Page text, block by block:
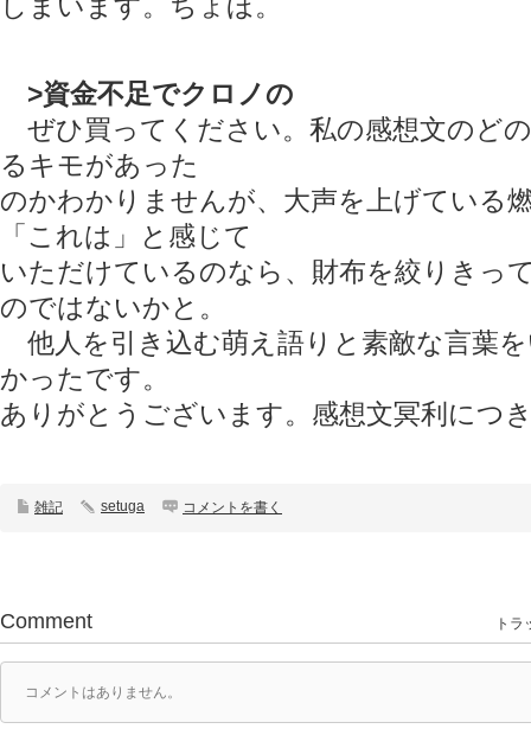
>資金不足でクロノの
ぜひ買ってください。私の感想文のど
るキモがあった
のかわかりませんが、大声を上げている
「これは」と感じて
いただけているのなら、財布を絞りきっ
のではないかと。
他人を引き込む萌え語りと素敵な言葉
かったです。
ありがとうございます。感想文冥利につ
雑記 setuga コメントを書く
Comment トラ
コメントはありません。